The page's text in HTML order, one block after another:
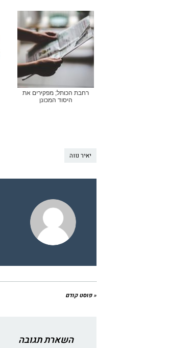
רחבת הכותל; מפקירים את
היסוד המכונן
יאיר נווה
« פוסט קודם
השארת תגובה